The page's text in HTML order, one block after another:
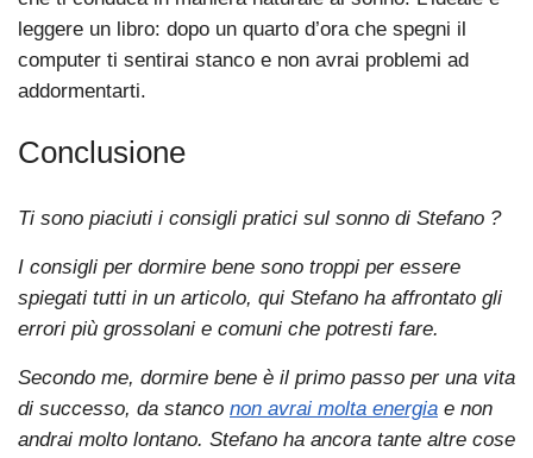
leggere un libro: dopo un quarto d’ora che spegni il
computer ti sentirai stanco e non avrai problemi ad
addormentarti.
Conclusione
Ti sono piaciuti i consigli pratici sul sonno di Stefano ?
I consigli per dormire bene sono troppi per essere
spiegati tutti in un articolo, qui Stefano ha affrontato gli
errori più grossolani e comuni che potresti fare.
Secondo me, dormire bene è il primo passo per una vita
di successo, da stanco non avrai molta energia e non
andrai molto lontano. Stefano ha ancora tante altre cose